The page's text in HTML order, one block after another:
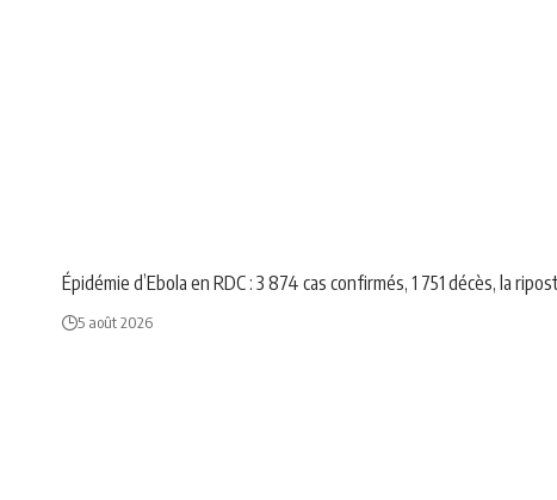
Épidémie d’Ebola en RDC : 3 874 cas confirmés, 1 751 décès, la
5 août 2026